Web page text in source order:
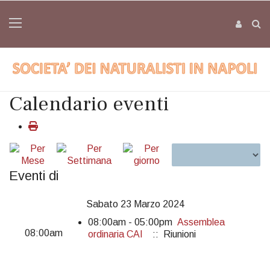
Calendario eventi
Eventi di
Sabato 23 Marzo 2024
08:00am
08:00am - 05:00pm Assemblea
ordinaria CAI
:: Riunioni